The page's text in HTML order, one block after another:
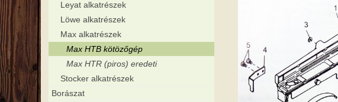
Leyat alkatrészek
Löwe alkatrészek
Max alkatrészek
Max HTB kötözőgép
Max HTR (piros) eredeti
Stocker alkatrészek
Borászat